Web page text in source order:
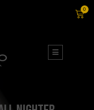
0